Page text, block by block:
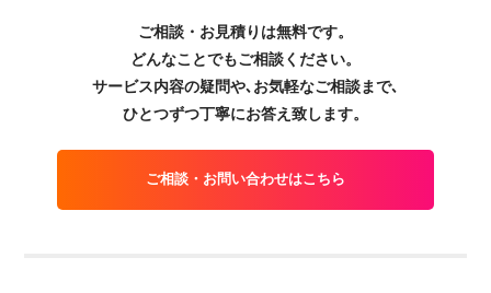
ご相談・お見積りは無料です。
どんなことでもご相談ください。
サービス内容の疑問や､お気軽なご相談まで､
ひとつずつ丁寧にお答え致します。
ご相談・お問い合わせはこちら